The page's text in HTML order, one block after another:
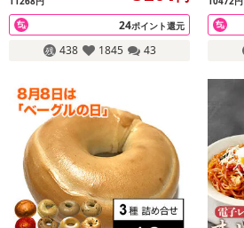
24ポイント還元
438 1845 43